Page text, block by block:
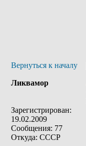
Вернуться к началу
Ликвамор
Зарегистрирован:
19.02.2009
Сообщения: 77
Откуда: СССР